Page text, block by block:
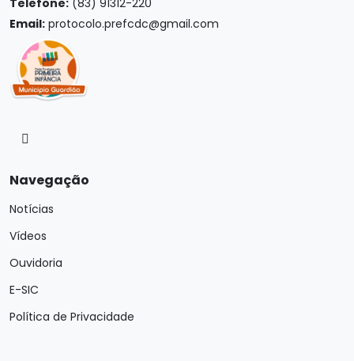
Telefone: (83) 91312-220
Email: protocolo.prefcdc@gmail.com
Navegação
Notícias
Vídeos
Ouvidoria
E-SIC
Política de Privacidade